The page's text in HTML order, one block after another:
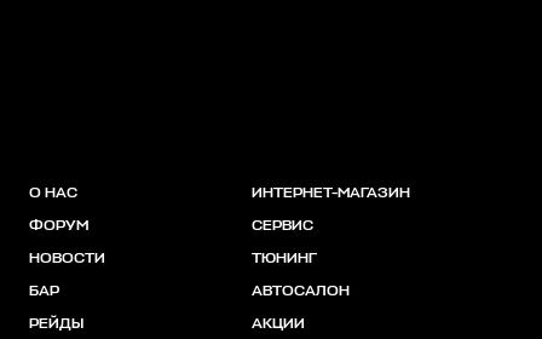
О НАС
ФОРУМ
НОВОСТИ
БАР
РЕЙДЫ
ИНТЕРНЕТ-МАГАЗИН
СЕРВИС
ТЮНИНГ
АВТОСАЛОН
АКЦИИ